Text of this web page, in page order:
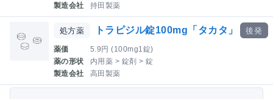
製造会社
持田製薬
処方薬 トラピジル錠100mg「タカタ」
薬価
5.9円 (100mg1錠)
薬の形状
内用薬 > 錠剤 > 錠
製造会社
高田製薬
後発